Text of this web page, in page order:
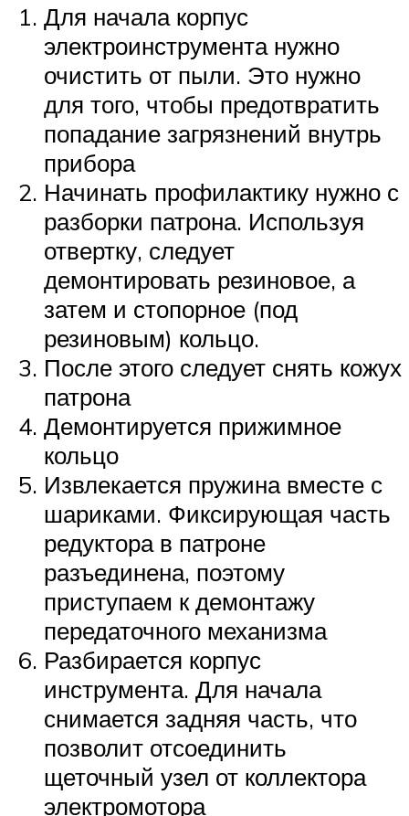
Для начала корпус
электроинструмента нужно
очистить от пыли. Это нужно
для того, чтобы предотвратить
попадание загрязнений внутрь
прибора
Начинать профилактику нужно с
разборки патрона. Используя
отвертку, следует
демонтировать резиновое, а
затем и стопорное (под
резиновым) кольцо.
После этого следует снять кожух
патрона
Демонтируется прижимное
кольцо
Извлекается пружина вместе с
шариками. Фиксирующая часть
редуктора в патроне
разъединена, поэтому
приступаем к демонтажу
передаточного механизма
Разбирается корпус
инструмента. Для начала
снимается задняя часть, что
позволит отсоединить
щеточный узел от коллектора
электромотора